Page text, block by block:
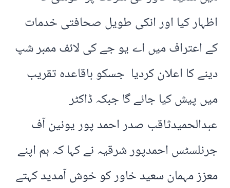
اظہار کیا اور انکی طویل صحافتی خدمات
کے اعتراف میں اے یو جے کی لائف ممبر شپ
دینے کا اعلان کردیا جسکو باقاعدہ تقریب
میں پیش کیا جائے گا جبکہ ڈاکٹر
عبدالحمیدثاقب صدر احمد پور یونین آف
جرنلسٹس احمدپور شرقیہ نے کہا کہ ہم اپنے
معزز مہمان سعید خاور کو خوش آمدید کہتے